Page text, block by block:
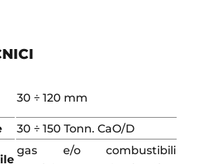
30 ÷ 120 mm
30 ÷ 150 Tonn. CaO/D
gas e/o combustibili